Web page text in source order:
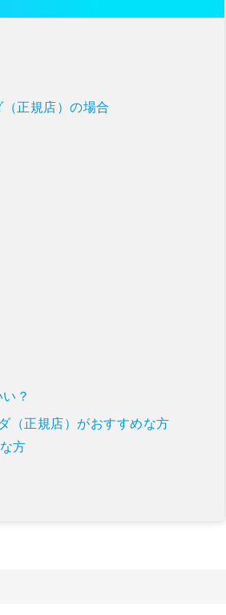
正規店）の場合
？
（正規店）がおすすめな方
方